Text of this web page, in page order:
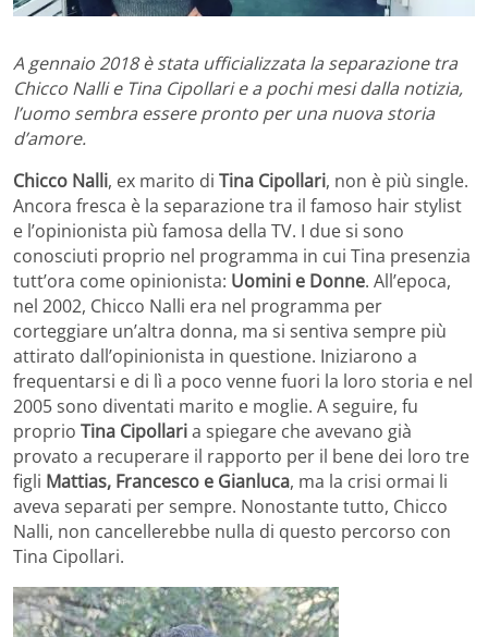
A gennaio 2018 è stata ufficializzata la separazione tra
Chicco Nalli e Tina Cipollari e a pochi mesi dalla notizia,
l’uomo sembra essere pronto per una nuova storia
d’amore.
Chicco Nalli, ex marito di Tina Cipollari, non è più single.
Ancora fresca è la separazione tra il famoso hair stylist
e l’opinionista più famosa della TV. I due si sono
conosciuti proprio nel programma in cui Tina presenzia
tutt’ora come opinionista: Uomini e Donne. All’epoca,
nel 2002, Chicco Nalli era nel programma per
corteggiare un’altra donna, ma si sentiva sempre più
attirato dall’opinionista in questione. Iniziarono a
frequentarsi e di lì a poco venne fuori la loro storia e nel
2005 sono diventati marito e moglie. A seguire, fu
proprio Tina Cipollaria spiegare che avevano già
provato a recuperare il rapporto per il bene dei loro tre
figli Mattias, Francesco e Gianluca, ma la crisi ormai li
aveva separati per sempre. Nonostante tutto, Chicco
Nalli, non cancellerebbe nulla di questo percorso con
Tina Cipollari.